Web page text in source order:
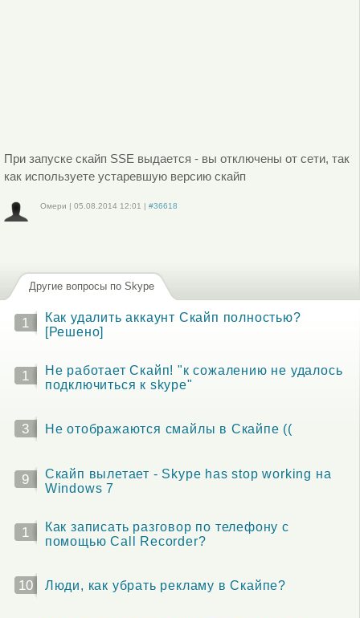
При запуске скайп SSE выдается - вы отключены от сети, так
как используете устаревшую версию скайп
Омери | 05.08.2014 12:01 | #36618
Другие вопросы по Skype
1
Как удалить аккаунт Скайп полностью?
[Решено]
1
Не работает Скайп! "к сожалению не удалось
подключиться к skype"
3 Не отображаются смайлы в Скайпе ((
9
Скайп вылетает - Skype has stop working на
Windows 7
1
Как записать разговор по телефону с
помощью Call Recorder?
10 Люди, как убрать рекламу в Скайпе?